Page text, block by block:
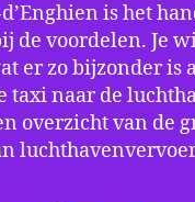
is het
de voordelen. Je
er zo bijzonder is
taxi naar de
overzicht van de